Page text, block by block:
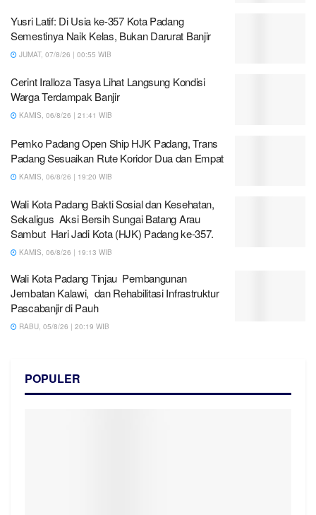
Yusri Latif: Di Usia ke-357 Kota Padang
Semestinya Naik Kelas, Bukan Darurat Banjir
JUMAT, 07/8/26 | 00:55 WIB
Cerint Iralloza Tasya Lihat Langsung Kondisi
Warga Terdampak Banjir
KAMIS, 06/8/26 | 21:41 WIB
Pemko Padang Open Ship HJK Padang, Trans
Padang Sesuaikan Rute Koridor Dua dan Empat
KAMIS, 06/8/26 | 19:20 WIB
Wali Kota Padang Bakti Sosial dan Kesehatan,
Sekaligus Aksi Bersih Sungai Batang Arau
Sambut Hari Jadi Kota (HJK) Padang ke-357.
KAMIS, 06/8/26 | 19:13 WIB
Wali Kota Padang Tinjau Pembangunan
Jembatan Kalawi, dan Rehabilitasi Infrastruktur
Pascabanjir di Pauh
RABU, 05/8/26 | 20:19 WIB
POPULER